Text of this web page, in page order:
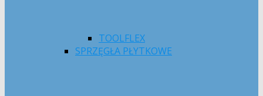
TOOLFLEX
SPRZĘGŁA PŁYTKOWE